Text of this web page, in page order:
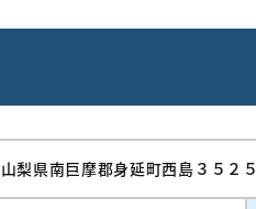
山梨県南巨摩郡身延町西島３５２５